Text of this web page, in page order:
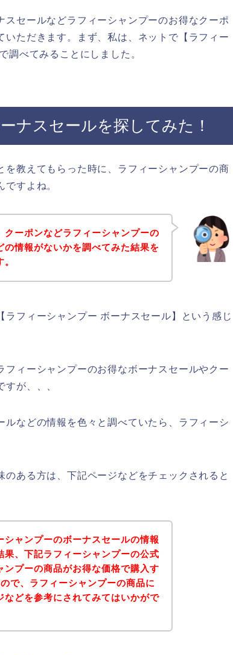
セールなどラフィーシャンプーのお得なクーポ
いただきます。まず、私は、ネットで【ラフィー
調べてみることにしました。
ナスセールを探してみた！
教えてもらった時に、ラフィーシャンプーの商
すよね。
クーポンなどラフィーシャンプーの
の情報がないかを調べてみた結果を
ラフィーシャンプー ボーナスセール】という感じ
ィーシャンプーのお得なボーナスセールやクー
が、、、
などの情報を色々と調べていたら、ラフィーシ
ある方は、下記ページなどをチェックされると
シャンプーのボーナスセールの情報
果、下記ラフィーシャンプーの公式
ンプーの商品がお得な価格で購入す
で、ラフィーシャンプーの商品に
などを参考にされてみてはいかがで